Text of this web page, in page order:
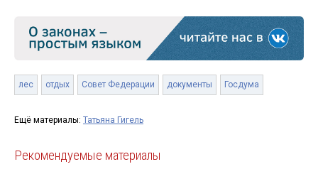
лес отдых Совет Федерации документы Госдума
Ещё материалы: Татьяна Гигель
Рекомендуемые материалы